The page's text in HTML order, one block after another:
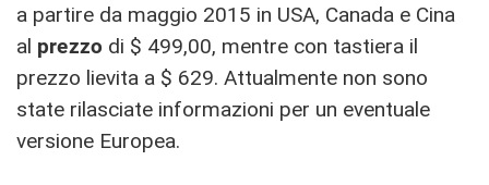
a partire da maggio 2015 in USA, Canada e Cina
al prezzo di $ 499,00, mentre con tastiera il
prezzo lievita a $ 629. Attualmente non sono
state rilasciate informazioni per un eventuale
versione Europea.